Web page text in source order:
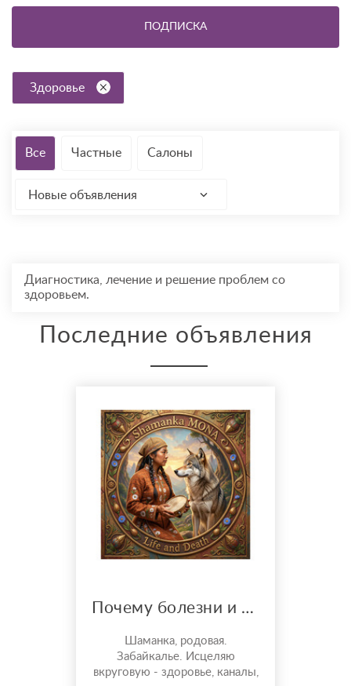
ПОДПИСКА
Здоровье
Все Частные Салоны
Новые объявления
Диагностика, лечение и решение проблем со
здоровьем.
Последние объявления
Почему болезни и неудачи, потеря финансов? Просмотры и решения
Шаманка, родовая.
Забайкалье. Исцеляю
вкруговую - здоровье, каналы,